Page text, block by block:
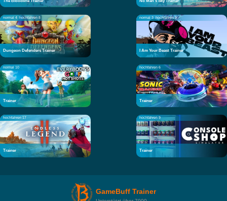
normal 4 hochfahren 8
Dungeon Defenders Trainer
normal 3 hochfahren 9
I Am Your Beast Trainer
normal 10
Trainer
hochfahren 6
Trainer
hochfahren 17
Trainer
hochfahren 9
Trainer
GameBuff Trainer